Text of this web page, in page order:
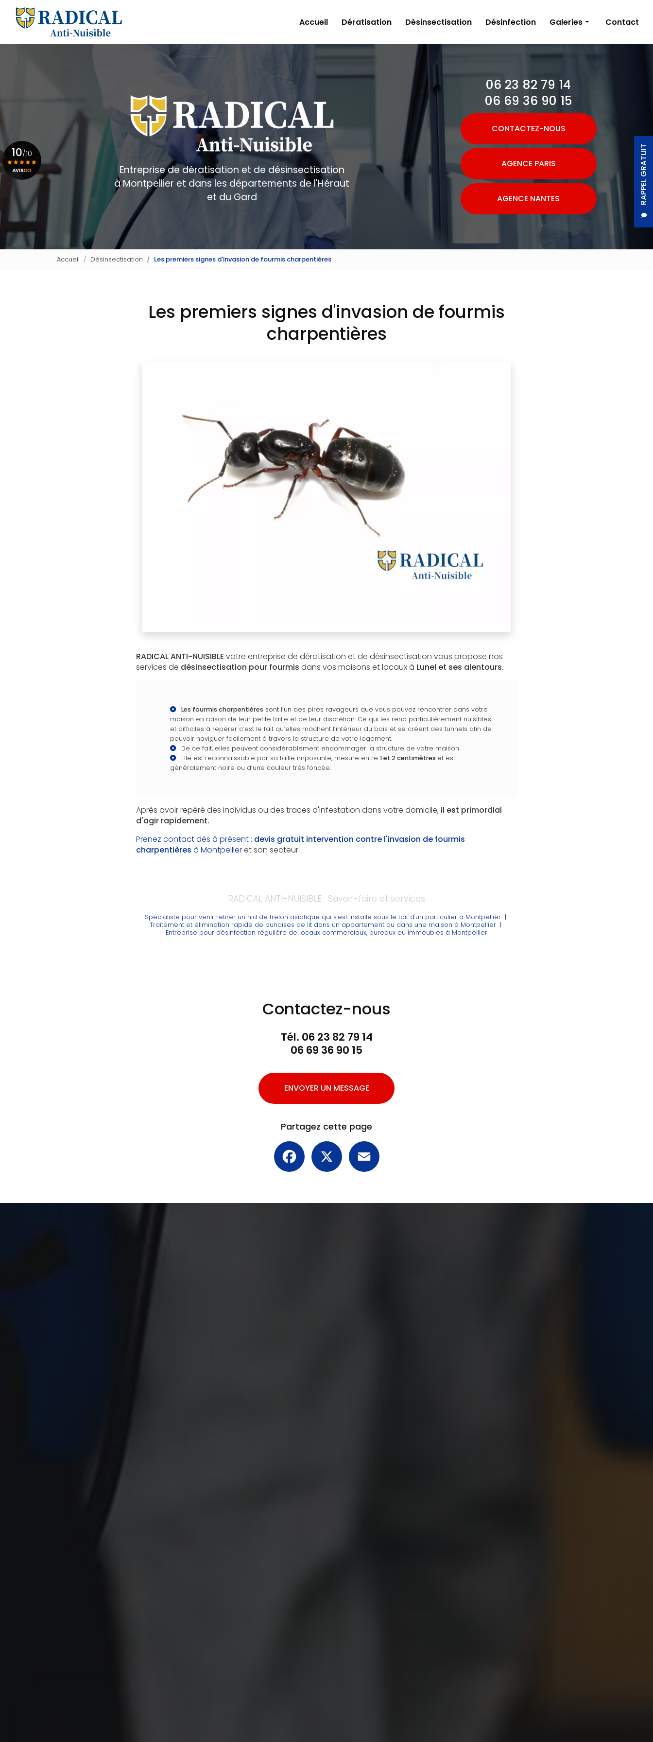
contenu
RAPPEL GRATUIT
Accueil Dératisation Désinsectisation Désinfection Galeries
Dératisation
Désinfection
Contact
Entreprise de dératisation et de désinsectisation
à Montpellier et dans les départements de l'Héraut
et du Gard
06 23 82 79 14
06 69 36 90 15
CONTACTEZ-NOUS
AGENCE PARIS
AGENCE NANTES
10/10
Voir le certificat
Accueil Désinsectisation Les premiers signes d'invasion de fourmis charpentières
Les premiers signes d'invasion de fourmis
charpentières
RADICAL ANTI-NUISIBLE votre entreprise de dératisation et de désinsectisation vous propose nos
services de désinsectisation pour fourmis dans vos maisons et locaux à Lunel et ses alentours.
Les fourmis charpentières sont l’un des pires ravageurs que vous pouvez rencontrer dans votre
maison en raison de leur petite taille et de leur discrétion. Ce qui les rend particulièrement nuisibles
et difficiles à repérer c’est le fait qu’elles mâchent l’intérieur du bois et se créent des tunnels afin de
pouvoir naviguer facilement à travers la structure de votre logement.
De ce fait, elles peuvent considérablement endommager la structure de votre maison.
Elle est reconnaissable par sa taille imposante, mesure entre 1 et 2 centimètres et est
généralement noire ou d’une couleur très foncée.
Après avoir repéré des individus ou des traces d'infestation dans votre domicile, il est primordial
d'agir rapidement.
Prenez contact dès à présent : devis gratuit intervention contre l'invasion de fourmis
charpentières à Montpellieret son secteur.
RADICAL ANTI-NUISIBLE : Savoir-faire et services
Spécialiste pour venir retirer un nid de frelon asiatique qui s'est installé sous le toit d'un particulier à Montpellier |
Traitement et élimination rapide de punaises de lit dans un appartement ou dans une maison à Montpellier |
Entreprise pour désinfection régulière de locaux commerciaux, bureaux ou immeubles à Montpellier
Contactez-nous
Tél. 06 23 82 79 14
06 69 36 90 15
ENVOYER UN MESSAGE
Partagez cette page
Facebook